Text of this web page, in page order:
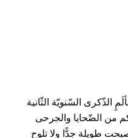
بألَمٍ الذّكرى السّنويّة الثّانية
من الضّحايا والجرحى
طويلة جدًّا ولا تلوح